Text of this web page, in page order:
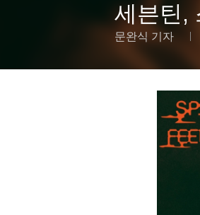
세븐틴,
문완식 기자